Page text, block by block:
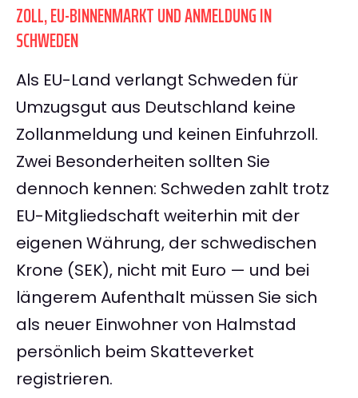
ZOLL, EU-BINNENMARKT UND ANMELDUNG IN
SCHWEDEN
Als EU-Land verlangt Schweden für
Umzugsgut aus Deutschland keine
Zollanmeldung und keinen Einfuhrzoll.
Zwei Besonderheiten sollten Sie
dennoch kennen: Schweden zahlt trotz
EU-Mitgliedschaft weiterhin mit der
eigenen Währung, der schwedischen
Krone (SEK), nicht mit Euro — und bei
längerem Aufenthalt müssen Sie sich
als neuer Einwohner von Halmstad
persönlich beim Skatteverket
registrieren.